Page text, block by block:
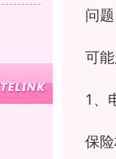
问
可
1、
保